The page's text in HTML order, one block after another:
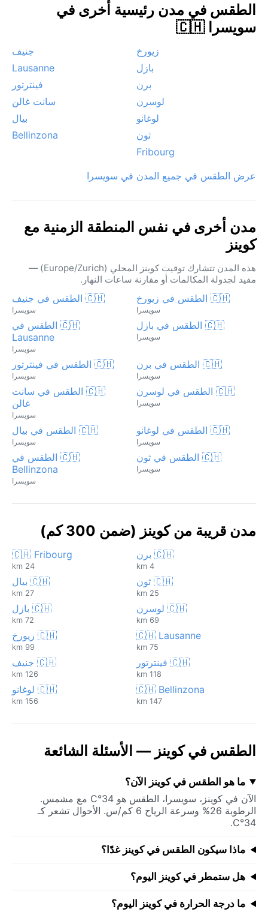
الطقس في مدن رئيسية أخرى في
سويسرا 🇨🇭
زيورخ
جنيف
بازل
Lausanne
برن
فينترتور
لوسرن
سانت غالن
لوغانو
بيال
ثون
Bellinzona
Fribourg
عرض الطقس في جميع المدن في سويسرا
مدن أخرى في نفس المنطقة الزمنية مع
كوينز
هذه المدن تتشارك توقيت كوينز المحلي (Europe/Zurich) —
مفيد لجدولة المكالمات أو مقارنة ساعات النهار.
🇨🇭 الطقس في زيورخ
سويسرا
🇨🇭 الطقس في جنيف
سويسرا
🇨🇭 الطقس في بازل
سويسرا
🇨🇭 الطقس في
Lausanne
سويسرا
🇨🇭 الطقس في برن
سويسرا
🇨🇭 الطقس في فينترتور
سويسرا
🇨🇭 الطقس في لوسرن
سويسرا
🇨🇭 الطقس في سانت
غالن
سويسرا
🇨🇭 الطقس في لوغانو
سويسرا
🇨🇭 الطقس في بيال
سويسرا
🇨🇭 الطقس في ثون
سويسرا
🇨🇭 الطقس في
Bellinzona
سويسرا
مدن قريبة من كوينز (ضمن 300 كم)
🇨🇭 برن
4 km
🇨🇭 Fribourg
24 km
🇨🇭 ثون
25 km
🇨🇭 بيال
27 km
🇨🇭 لوسرن
69 km
🇨🇭 بازل
72 km
🇨🇭 Lausanne
75 km
🇨🇭 زيورخ
99 km
🇨🇭 فينترتور
118 km
🇨🇭 جنيف
126 km
🇨🇭 Bellinzona
147 km
🇨🇭 لوغانو
156 km
الطقس في كوينز — الأسئلة الشائعة
ما هو الطقس في كوينز الآن؟
الآن في كوينز، سويسرا، الطقس هو 34°C مع مشمس.
الرطوبة 26% وسرعة الرياح 6 كم/س. الأحوال تشعر كـ
34°C.
ماذا سيكون الطقس في كوينز غدًا؟
هل ستمطر في كوينز اليوم؟
ما درجة الحرارة في كوينز اليوم؟